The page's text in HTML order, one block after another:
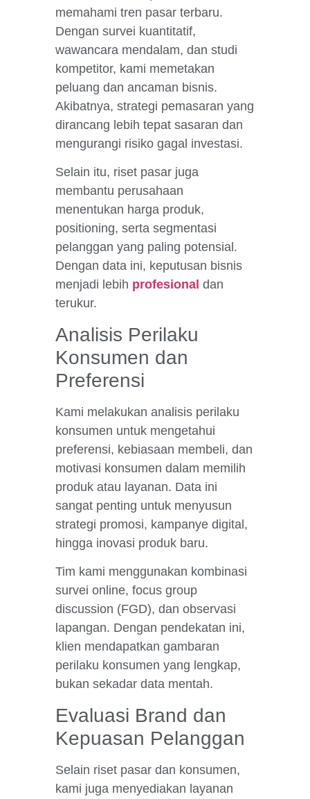
memahami tren pasar terbaru.
Dengan survei kuantitatif,
wawancara mendalam, dan studi
kompetitor, kami memetakan
peluang dan ancaman bisnis.
Akibatnya, strategi pemasaran yang
dirancang lebih tepat sasaran dan
mengurangi risiko gagal investasi.
Selain itu, riset pasar juga
membantu perusahaan
menentukan harga produk,
positioning, serta segmentasi
pelanggan yang paling potensial.
Dengan data ini, keputusan bisnis
menjadi lebih profesional dan
terukur.
Analisis Perilaku
Konsumen dan
Preferensi
Kami melakukan analisis perilaku
konsumen untuk mengetahui
preferensi, kebiasaan membeli, dan
motivasi konsumen dalam memilih
produk atau layanan. Data ini
sangat penting untuk menyusun
strategi promosi, kampanye digital,
hingga inovasi produk baru.
Tim kami menggunakan kombinasi
survei online, focus group
discussion (FGD), dan observasi
lapangan. Dengan pendekatan ini,
klien mendapatkan gambaran
perilaku konsumen yang lengkap,
bukan sekadar data mentah.
Evaluasi Brand dan
Kepuasan Pelanggan
Selain riset pasar dan konsumen,
kami juga menyediakan layanan